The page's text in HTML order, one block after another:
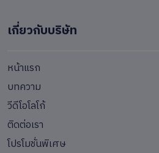
เกี่ยวกับบริษัท
หน้าแรก
บทความ
วีดีโอโลโก้
ติดต่อเรา
โปรโมชั่นพิเศษ